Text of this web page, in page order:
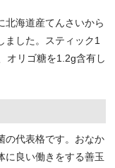
北海道産てんさいから
ました。スティック1
オリゴ糖を1.2g含有し
の代表格です。おなか
に良い働きをする善玉